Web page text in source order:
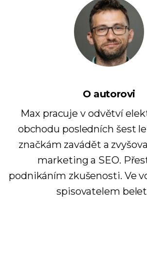
O autorovi
Max pracuje v odvětví
obchodu posledních šest
značkám zavádět a
marketing a SEO.
podnikáním zkušenosti. Ve
spisovatelem